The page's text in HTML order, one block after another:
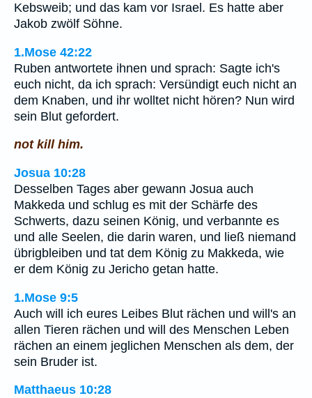
Kebsweib; und das kam vor Israel. Es hatte aber
Jakob zwölf Söhne.
1.Mose 42:22
Ruben antwortete ihnen und sprach: Sagte ich's
euch nicht, da ich sprach: Versündigt euch nicht an
dem Knaben, und ihr wolltet nicht hören? Nun wird
sein Blut gefordert.
not kill him.
Josua 10:28
Desselben Tages aber gewann Josua auch
Makkeda und schlug es mit der Schärfe des
Schwerts, dazu seinen König, und verbannte es
und alle Seelen, die darin waren, und ließ niemand
übrigbleiben und tat dem König zu Makkeda, wie
er dem König zu Jericho getan hatte.
1.Mose 9:5
Auch will ich eures Leibes Blut rächen und will's an
allen Tieren rächen und will des Menschen Leben
rächen an einem jeglichen Menschen als dem, der
sein Bruder ist.
Matthaeus 10:28